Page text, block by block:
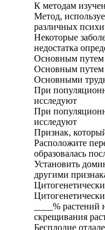
К методам
Метод,
различных
Некоторые
недостатка
Основным путем
Основным путем
Основными
При
исследуют
При
исследуют
Признак,
Расположите
образовалась
Установить
другими
____%
скрещивания
Бесплодие